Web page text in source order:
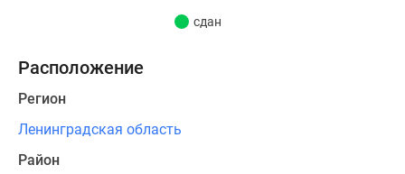
различной
площади
от
до
сдан
Расположение
Регион
Ленинградская область
Район